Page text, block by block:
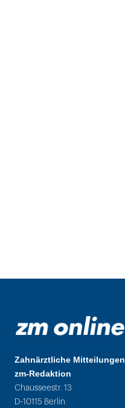
Zahnärztliche Mitteilungen
zm-Redaktion
Chausseestr. 13
D-10115 Berlin